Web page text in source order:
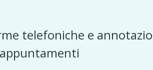
telefoniche e